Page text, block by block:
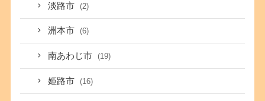
淡路市 (2)
洲本市 (6)
南あわじ市 (19)
姫路市 (16)